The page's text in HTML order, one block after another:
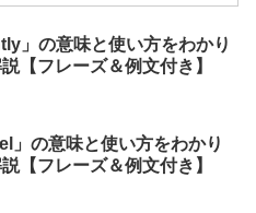
」の意味と使い方をわかり
【フレーズ＆例文付き】
」の意味と使い方をわかり
【フレーズ＆例文付き】